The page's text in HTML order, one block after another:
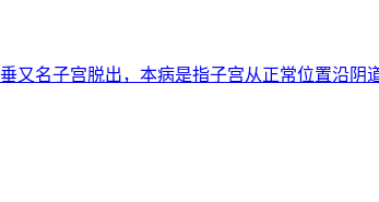
又名子宫脱出，本病是指子宫从正常位置沿